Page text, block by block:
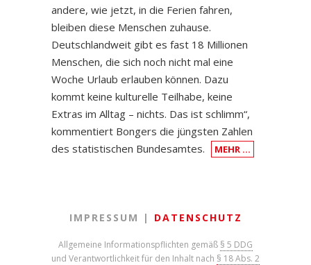
andere, wie jetzt, in die Ferien fahren,
bleiben diese Menschen zuhause.
Deutschlandweit gibt es fast 18 Millionen
Menschen, die sich noch nicht mal eine
Woche Urlaub erlauben können. Dazu
kommt keine kulturelle Teilhabe, keine
Extras im Alltag – nichts. Das ist schlimm“,
kommentiert Bongers die jüngsten Zahlen
des statistischen Bundesamtes.
MEHR …
IMPRESSUM | DATENSCHUTZ
Allgemeine Informationspflichten gemäß § 5 DDG
und Verantwortlichkeit für den Inhalt nach § 18 Abs. 2